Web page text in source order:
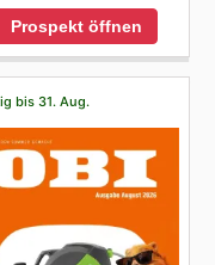
Prospekt öffnen
bis 31. Aug.